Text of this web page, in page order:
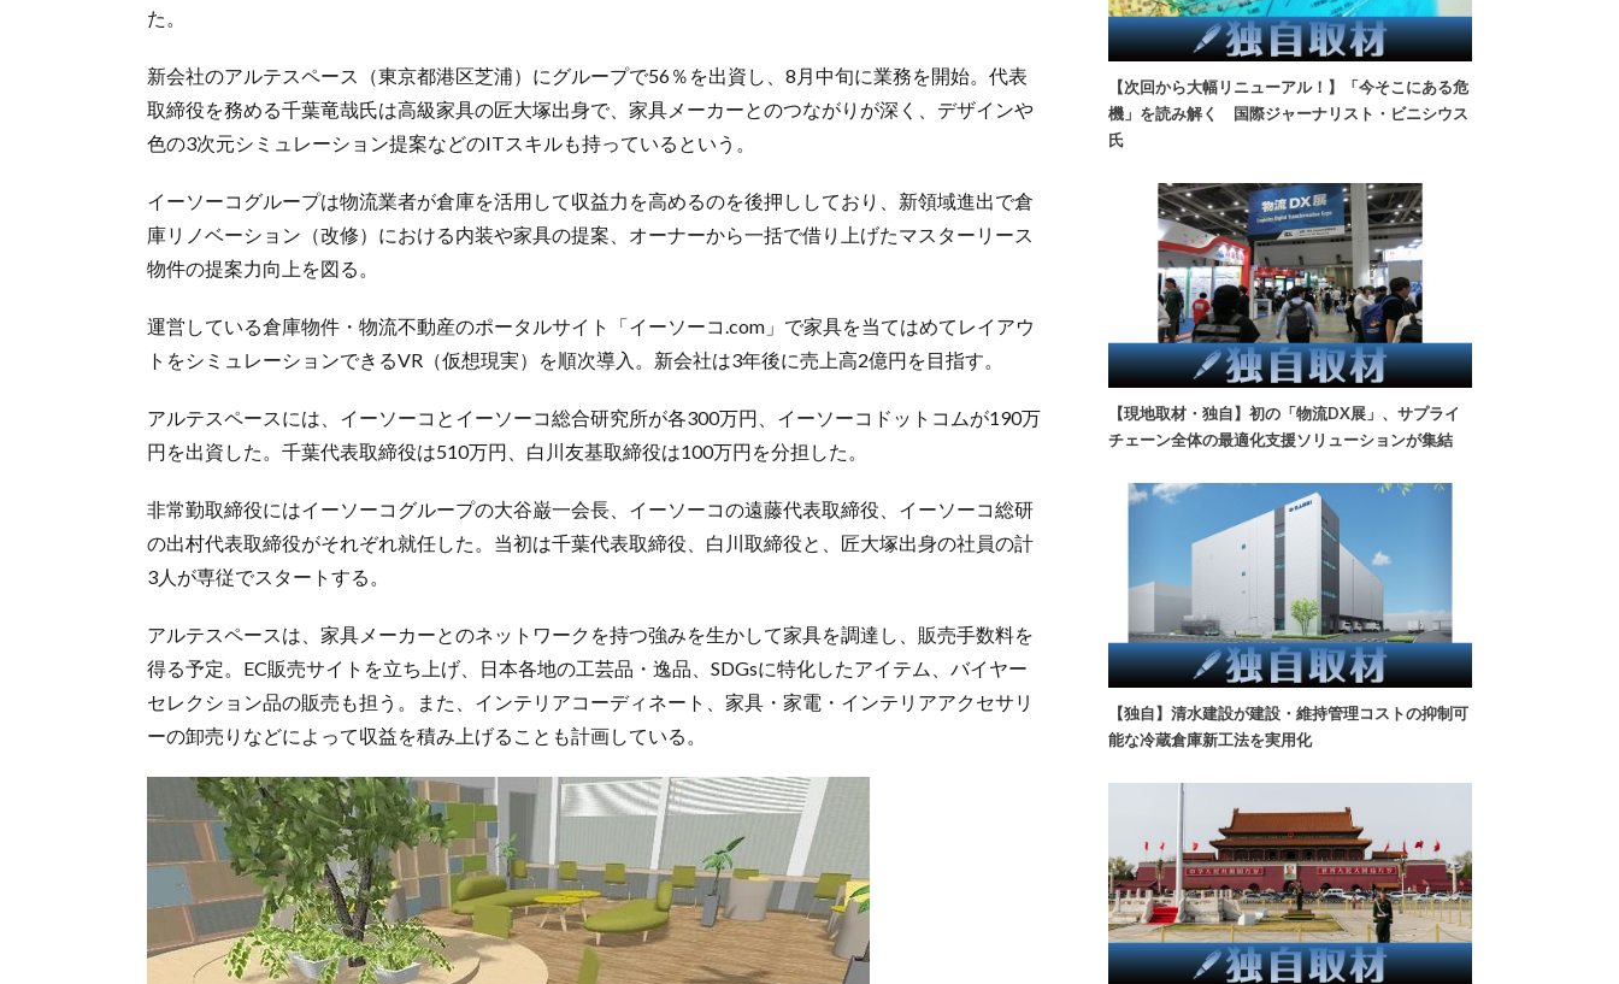
た。
新会社のアルテスペース（東京都港区芝浦）にグループで56％を出資し、8月中旬に業務を開始。代表
取締役を務める千葉竜哉氏は高級家具の匠大塚出身で、家具メーカーとのつながりが深く、デザインや
色の3次元シミュレーション提案などのITスキルも持っているという。
イーソーコグループは物流業者が倉庫を活用して収益力を高めるのを後押ししており、新領域進出で倉
庫リノベーション（改修）における内装や家具の提案、オーナーから一括で借り上げたマスターリース
物件の提案力向上を図る。
運営している倉庫物件・物流不動産のポータルサイト「イーソーコ.com」で家具を当てはめてレイアウ
トをシミュレーションできるVR（仮想現実）を順次導入。新会社は3年後に売上高2億円を目指す。
アルテスペースには、イーソーコとイーソーコ総合研究所が各300万円、イーソーコドットコムが190万
円を出資した。千葉代表取締役は510万円、白川友基取締役は100万円を分担した。
非常勤取締役にはイーソーコグループの大谷巌一会長、イーソーコの遠藤代表取締役、イーソーコ総研
の出村代表取締役がそれぞれ就任した。当初は千葉代表取締役、白川取締役と、匠大塚出身の社員の計
3人が専従でスタートする。
アルテスペースは、家具メーカーとのネットワークを持つ強みを生かして家具を調達し、販売手数料を
得る予定。EC販売サイトを立ち上げ、日本各地の工芸品・逸品、SDGsに特化したアイテム、バイヤー
セレクション品の販売も担う。また、インテリアコーディネート、家具・家電・インテリアアクセサリ
ーの卸売りなどによって収益を積み上げることも計画している。
【次回から大幅リニューアル！】「今そこにある危
機」を読み解く 国際ジャーナリスト・ビニシウス
氏
【現地取材・独自】初の「物流DX展」、サプライ
チェーン全体の最適化支援ソリューションが集結
【独自】清水建設が建設・維持管理コストの抑制可
能な冷蔵倉庫新工法を実用化